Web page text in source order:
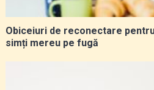
Obiceiuri de reconectare
simți mereu pe fugă